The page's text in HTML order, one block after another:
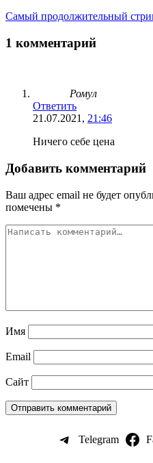
Самый продолжительный
1 комментарий
Ромул
Ответить
21.07.2021, 21:46
Ничего себе цена
Добавить комментарий
Ваш адрес email не будет
помечены *
Имя
Email
Сайт
Telegram